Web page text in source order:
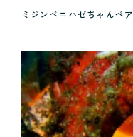
ミジンベニハゼちゃんペア